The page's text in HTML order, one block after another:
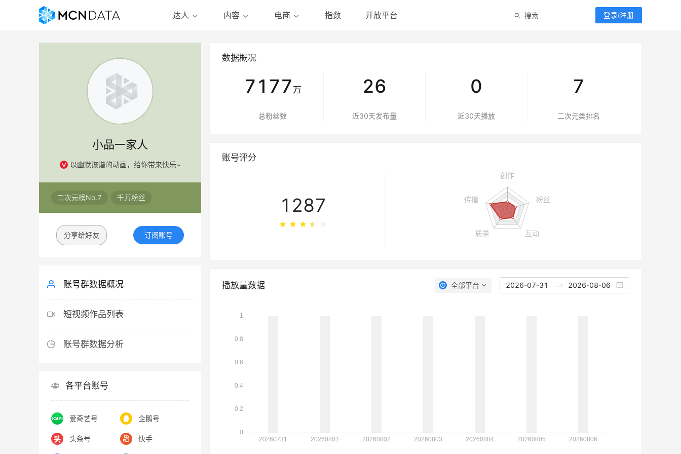
达人 内容 电商 指数 开放平台 搜索 登录/注册
小品一家人
以幽默诙谐的动画，给你带来快乐~
二次元榜No.7 千万粉丝
分享给好友 订阅账号
账号群数据概况
短视频作品列表
账号群数据分析
各平台账号
爱奇艺号 企鹅号
头条号 快手
数据概况
7177 万
总粉丝数
26
近30天发布量
0
近30天播放
7
二次元类排名
账号评分
1287
播放量数据 全部平台 2026-07-31 2026-08-06